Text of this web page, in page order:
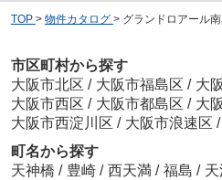
TOP > 物件カタログ > グランドロアール
市区町村から探す
大阪市北区 / 大阪市福島区 / 大
大阪市西区 / 大阪市都島区 / 大
大阪市西淀川区 / 大阪市浪速区 /
町名から探す
天神橋 / 豊崎 / 西天満 / 福島 / 天